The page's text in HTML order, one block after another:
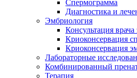
Спермограмма
Диагностика и
Эмбриология
Консультация
Криоконсервация
Криоконсервация
Лабораторные
Комбинированный
Терапия